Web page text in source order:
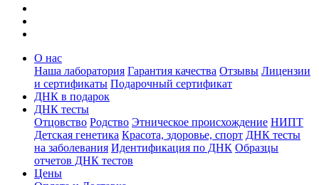
О нас
Наша лаборатория Гарантия качества Отзывы Лицензии
и сертификаты Подарочный сертификат
ДНК в подарок
ДНК тесты
Отцовство Родство Этническое происхождение НИПТ
Детская генетика Красота, здоровье, спорт ДНК тесты
на заболевания Идентификация по ДНК Образцы
отчетов ДНК тестов
Цены